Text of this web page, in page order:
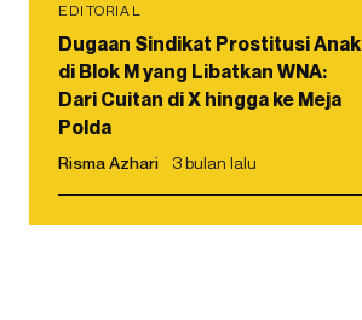
EDITORIAL
Dugaan Sindikat Prostitusi Anak
di Blok M yang Libatkan WNA:
Dari Cuitan di X hingga ke Meja
Polda
Risma Azhari 3 bulan lalu